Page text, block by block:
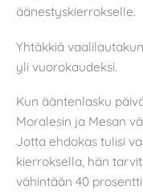
äänestyskierrokselle.
Yhtäkkiä
yli vuorokaudeksi.
Kun ääntenlasku
Moralesin ja Mesan
Jotta ehdokas tulisi
kierroksella, hän
vähintään 40